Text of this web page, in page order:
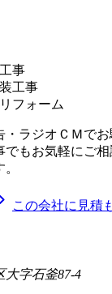
事
工事
フォーム
・ラジオＣＭで
でもお気軽にご
chevron_right この会社に見積
大字石釜87-4